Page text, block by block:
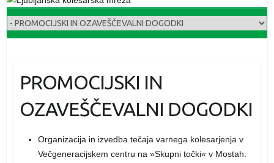
PROMOCIJSKI IN
OZAVEŠČEVALNI DOGODKI
Organizacija in izvedba tečaja varnega kolesarjenja v
Večgeneracijskem centru na »Skupni točki« v Mostah.